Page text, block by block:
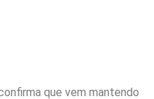
que vem mantendo